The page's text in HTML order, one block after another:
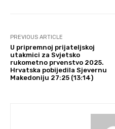
PREVIOUS ARTICLE
U pripremnoj prijateljskoj
utakmici za Svjetsko
rukometno prvenstvo 2025.
Hrvatska pobijedila Sjevernu
Makedoniju 27:25 (13:14)